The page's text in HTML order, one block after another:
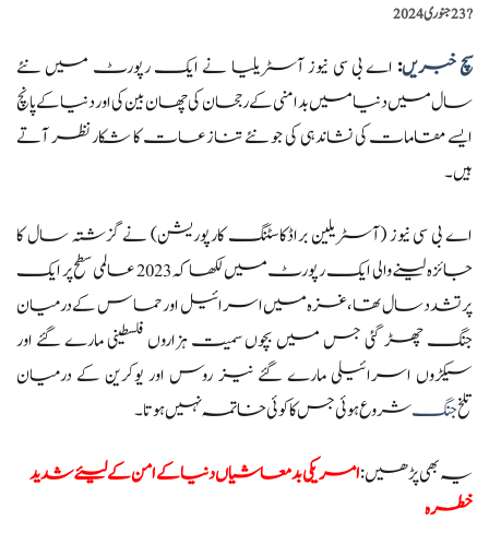
?️23 جنوری 2024
سچ خبریں: اے بی سی نیوز آسٹریلیا نے ایک رپورٹ میں نئے
سال میں دنیا میں بدامنی کے رجحان کی چھان بین کی اور دنیا کے پانچ
ایسے مقامات کی نشاندہی کی جو نئے تنازعات کا شکار نظر آتے
ہیں۔
اے بی سی نیوز (آسٹریلین براڈکاسٹنگ کارپوریشن) نے گزشتہ سال کا
جائزہ لینے والی ایک رپورٹ میں لکھا کہ 2023 عالمی سطح پر ایک
پرتشدد سال تھا،غزہ میں اسرائیل اور حماس کے درمیان
جنگ چھڑ گئی جس میں بچوں سمیت ہزاروں فلسطینی مارے گئے اور
سیکڑوں اسرائیلی مارے گئے نیز روس اور یوکرین کے درمیان
تلخجنگشروع ہوئی جس کا کوئی خاتمہ نہیں ہوتا۔
یہ بھی پڑھیں:امریکی بدمعاشیاں دنیا کے امن کے لیئے شدید
خطرہ